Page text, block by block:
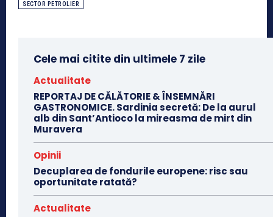
SECTOR PETROLIER
Cele mai citite din ultimele 7 zile
Actualitate
REPORTAJ DE CĂLĂTORIE & ÎNSEMNĂRI
GASTRONOMICE. Sardinia secretă: De la aurul
alb din Sant’Antioco la mireasma de mirt din
Muravera
Opinii
Decuplarea de fondurile europene: risc sau
oportunitate ratată?
Actualitate